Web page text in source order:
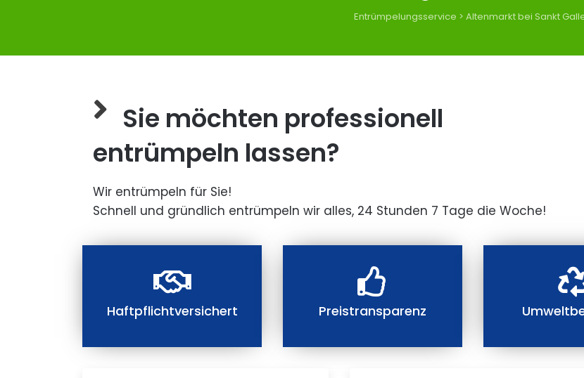
Entrümpelungsservice > Altenmarkt bei Sankt
Sie möchten professionell
entrümpeln lassen?
Wir entrümpeln für Sie!
Schnell und gründlich entrümpeln wir alles, 24 Stunden 7 Tage die Woche!
Haftpflichtversichert Preistransparenz